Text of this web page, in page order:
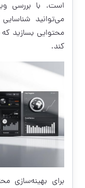
است. با بررسی
می‌توانید
محتوایی بسازید که
کند.
برای بهینه‌سازی